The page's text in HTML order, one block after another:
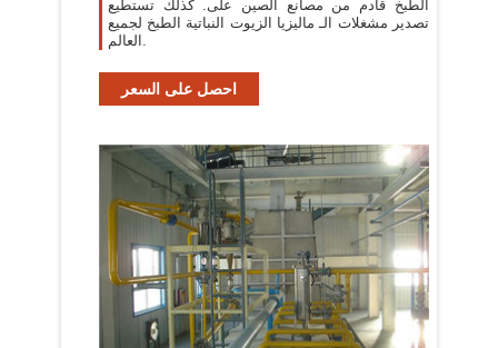
الطبخ قادم من مصانع الصين على. كذلك تستطيع
تصدير مشغلات الـ ماليزيا الزيوت النباتية الطبخ لجميع
العالم.
احصل على السعر